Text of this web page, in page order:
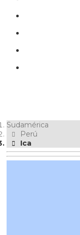
Sudamérica
Perú
Ica